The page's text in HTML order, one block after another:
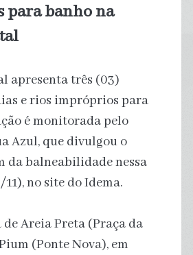
banho na
apresenta três (03)
e rios impróprios para
é monitorada pelo
Azul, que divulgou o
balneabilidade nessa
no site do Idema.
de Areia Preta (Praça da
(Ponte Nova), em